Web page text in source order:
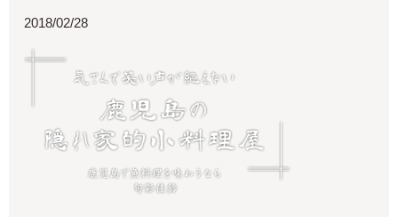
2018/02/28